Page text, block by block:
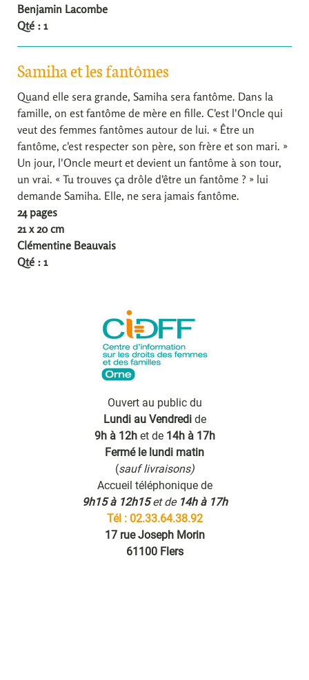
Benjamin Lacombe
Qté : 1
Samiha et les fantômes
Quand elle sera grande, Samiha sera fantôme. Dans la
famille, on est fantôme de mère en fille. C'est l'Oncle qui
veut des femmes fantômes autour de lui. « Être un
fantôme, c'est respecter son père, son frère et son mari. »
Un jour, l'Oncle meurt et devient un fantôme à son tour,
un vrai. « Tu trouves ça drôle d'être un fantôme ? » lui
demande Samiha. Elle, ne sera jamais fantôme.
24 pages
21 x 20 cm
Clémentine Beauvais
Qté : 1
Ouvert au public du
Lundi au Vendredi de
9h à 12het de 14h à 17h
Fermé le lundi matin
(sauf livraisons)
Accueil téléphonique de
9h15 à 12h15 et de 14h à 17h
Tél : 02.33.64.38.92
17 rue Joseph Morin
61100 Flers